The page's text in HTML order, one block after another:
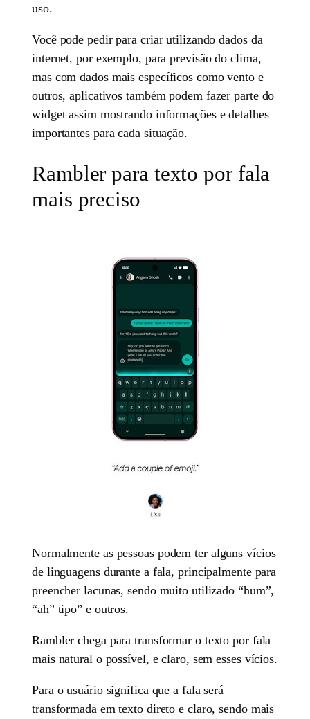
uso.
Você pode pedir para criar utilizando dados da
internet, por exemplo, para previsão do clima,
mas com dados mais específicos como vento e
outros, aplicativos também podem fazer parte do
widget assim mostrando informações e detalhes
importantes para cada situação.
Rambler para texto por fala
mais preciso
Normalmente as pessoas podem ter alguns vícios
de linguagens durante a fala, principalmente para
preencher lacunas, sendo muito utilizado “hum”,
“ah” tipo” e outros.
Rambler chega para transformar o texto por fala
mais natural o possível, e claro, sem esses vícios.
Para o usuário significa que a fala será
transformada em texto direto e claro, sendo mais